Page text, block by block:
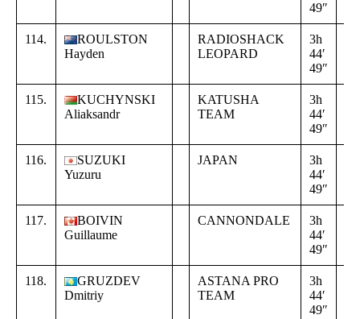
49″
114.
ROULSTON
Hayden
RADIOSHACK
LEOPARD
3h
44′
49″
115.
KUCHYNSKI
Aliaksandr
KATUSHA
TEAM
3h
44′
49″
116.
SUZUKI
Yuzuru
JAPAN
3h
44′
49″
117.
BOIVIN
Guillaume
CANNONDALE
3h
44′
49″
118.
GRUZDEV
Dmitriy
ASTANA PRO
TEAM
3h
44′
49″